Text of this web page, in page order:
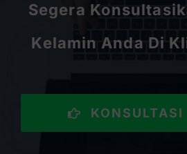
Segera
Kelamin Anda Di
KONSULTASI